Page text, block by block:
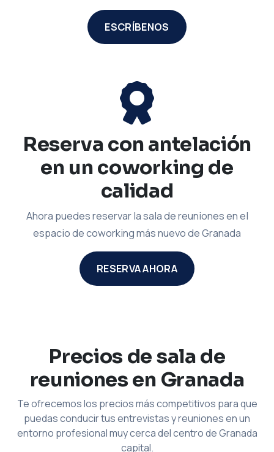
ESCRÍBENOS
Reserva con antelación
en un coworking de
calidad
Ahora puedes reservar la sala de reuniones en el
espacio de coworking más nuevo de Granada
RESERVA AHORA
Precios de sala de
reuniones en Granada
Te ofrecemos los precios más competitivos para que
puedas conducir tus entrevistas y reuniones en un
entorno profesional muy cerca del centro de Granada
capital.